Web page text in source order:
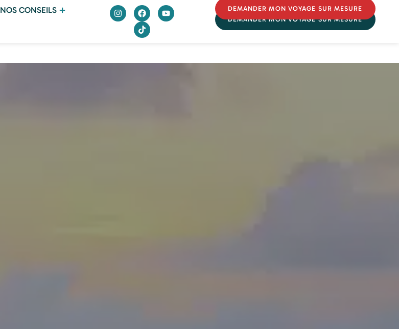
NOS CONSEILS
DEMANDER MON VOYAGE SUR MESURE
DEMANDER MON VOYAGE SUR MESURE